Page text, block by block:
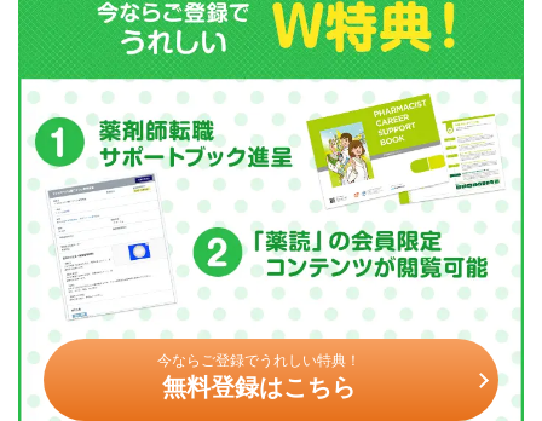
今ならご登録でうれしい特典！
無料登録はこちら